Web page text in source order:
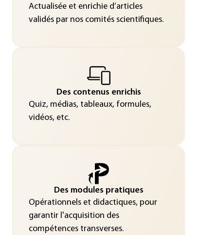
Actualisée et enrichie d’articles
validés par nos comités scientifiques.
Des contenus enrichis
Quiz, médias, tableaux, formules,
vidéos, etc.
Des modules pratiques
Opérationnels et didactiques, pour
garantir l'acquisition des
compétences transverses.